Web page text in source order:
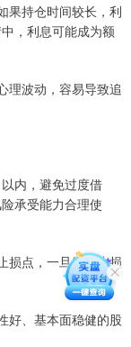
果持仓时间较长，利
，利息可能成为额
理波动，容易导致追
内，避免过度借
承受能力合理使
损点，一旦触及止损
好、基本面稳健的股